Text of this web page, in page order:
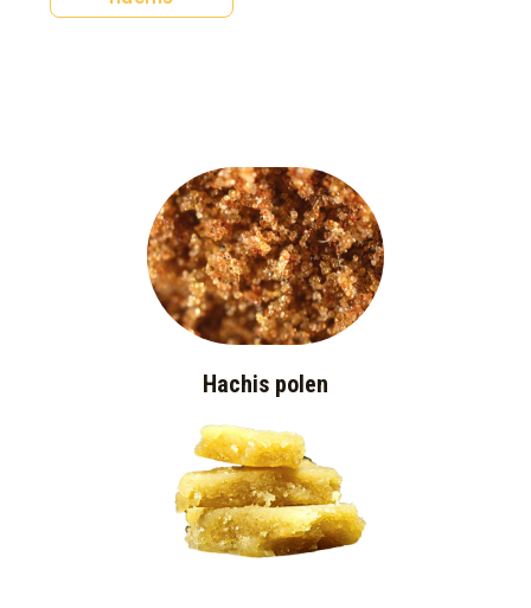
Hachis polen